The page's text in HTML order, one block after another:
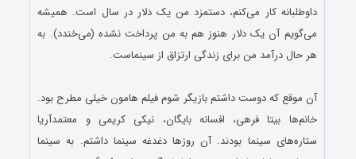
داوطلبانه کار می‌کنم، دستمزد من یک دلار در سال است. همیشه
می‌گویم آن یک دلار هنوز هم به من پرداخت نشده (می‌خندد). به
هر حال درآمد من برای زندگی ارتزاق از سینماست.
آن موقع که دوست داشتم بازیگر شوم فیلم هامون خیلی مطرح بود.
خانم‌ها بیتا فرهی، افسانه بایگان، نیکی کریمی و معتمدآریا
ستاره‌های سینما بودند. آن روزها دغدغه سینما داشتم. به سینما